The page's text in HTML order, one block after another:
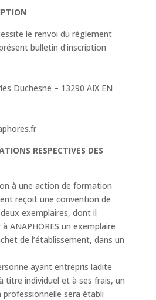
le renvoi du règlement
bulletin d’inscription
Duchesne – 13290 AIX EN
RESPECTIVES DES
à une action de formation
reçoit une convention de
exemplaires, dont il
ANAPHORES un exemplaire
de l’établissement, dans un
ayant entrepris ladite
titre individuel et à ses frais, un
sera établi